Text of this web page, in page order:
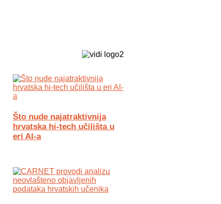
Što nude najatraktivnija
hrvatska hi-tech učilišta u
eri AI-a